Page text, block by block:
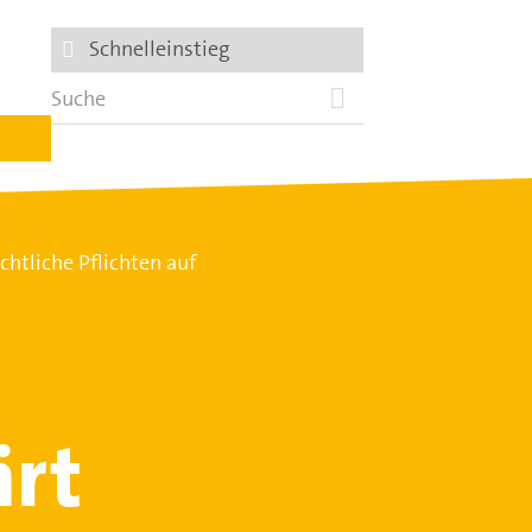
Schnelleinstieg
Pflichten auf